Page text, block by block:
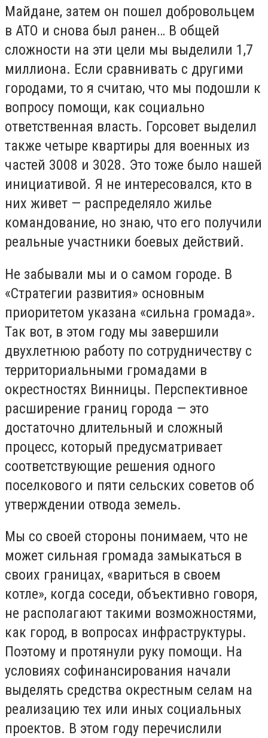
Майдане, затем он пошел добровольцем
в АТО и снова был ранен… В общей
сложности на эти цели мы выделили 1,7
миллиона. Если сравнивать с другими
городами, то я считаю, что мы подошли к
вопросу помощи, как социально
ответственная власть. Горсовет выделил
также четыре квартиры для военных из
частей 3008 и 3028. Это тоже было нашей
инициативой. Я не интересовался, кто в
них живет — распределяло жилье
командование, но знаю, что его получили
реальные участники боевых действий.
Не забывали мы и о самом городе. В
«Стратегии развития» основным
приоритетом указана «сильна громада».
Так вот, в этом году мы завершили
двухлетнюю работу по сотрудничеству с
территориальными громадами в
окрестностях Винницы. Перспективное
расширение границ города — это
достаточно длительный и сложный
процесс, который предусматривает
соответствующие решения одного
поселкового и пяти сельских советов об
утверждении отвода земель.
Мы со своей стороны понимаем, что не
может сильная громада замыкаться в
своих границах, «вариться в своем
котле», когда соседи, объективно говоря,
не располагают такими возможностями,
как город, в вопросах инфраструктуры.
Поэтому и протянули руку помощи. На
условиях софинансирования начали
выделять средства окрестным селам на
реализацию тех или иных социальных
проектов. В этом году перечислили